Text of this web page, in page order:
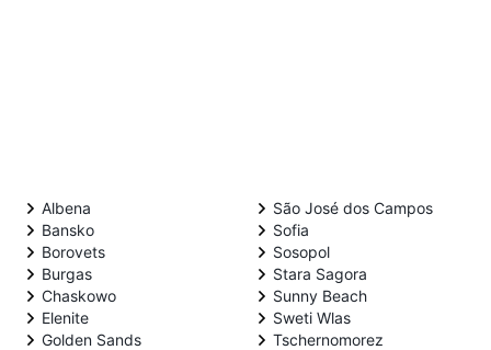
Albena
Bansko
Borovets
Burgas
Chaskowo
Elenite
Golden Sands
São José dos Campos
Sofia
Sosopol
Stara Sagora
Sunny Beach
Sweti Wlas
Tschernomorez